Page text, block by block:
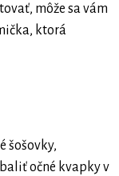
môže sa vám
ktorá
šošovky,
očné kvapky v